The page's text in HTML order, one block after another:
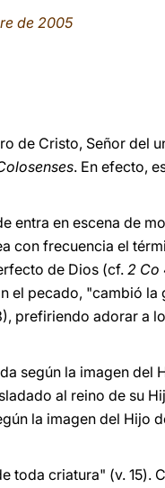
de 2005
de Cristo, Señor del
. En efecto,
entra en escena de
con frecuencia el
de Dios (cf. 2 Co
el pecado, "cambió
prefiriendo adorar a
según la imagen del
al reino de su
la imagen del Hijo
toda criatura" (v. 15).